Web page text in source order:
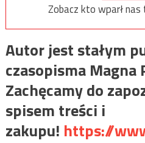
Zobacz kto wparł nas
Autor jest stałym
czasopisma Magna
Zachęcamy do
spisem treści i
zakupu! https://